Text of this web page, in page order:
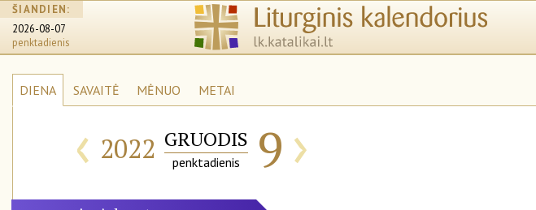
ŠIANDIEN:
2026-08-07
penktadienis
DIENA SAVAITĖ MĖNUO METAI
‹ 2022 GRUODIS
penktadienis 9 ›